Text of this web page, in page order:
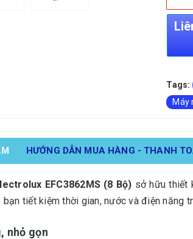
Tags:
Máy
HƯỚNG DẪN MUA HÀNG - THANH
EFC3862MS (8 Bộ) sở hữu thiết
tiết kiệm thời gian, nước và điện năng
nhỏ gọn